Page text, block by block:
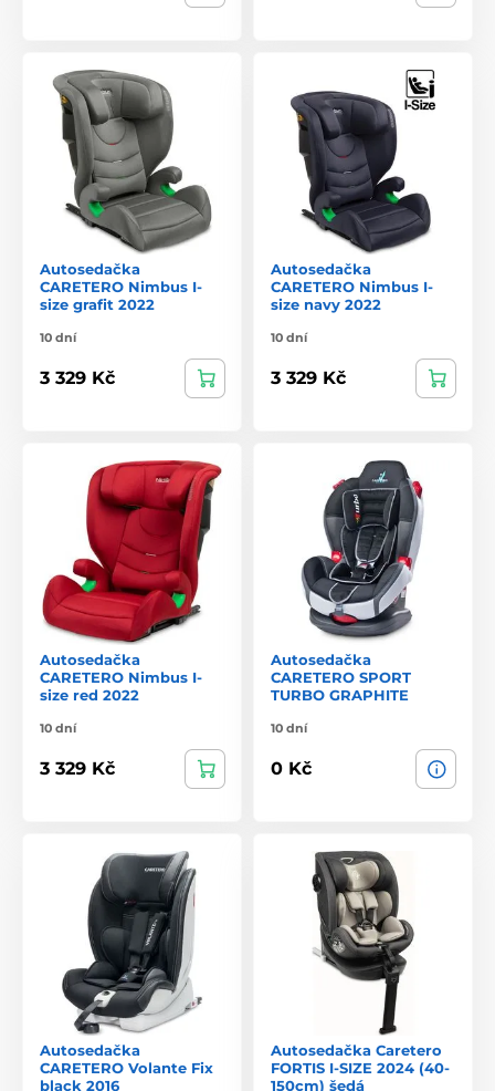
Autosedačka
CARETERO Nimbus I-
size grafit 2022
10 dní
3 329 Kč
Autosedačka
CARETERO Nimbus I-
size navy 2022
10 dní
3 329 Kč
Autosedačka
CARETERO Nimbus I-
size red 2022
10 dní
3 329 Kč
Autosedačka
CARETERO SPORT
TURBO GRAPHITE
10 dní
0 Kč
Autosedačka
CARETERO Volante Fix
black 2016
Autosedačka Caretero
FORTIS I-SIZE 2024 (40-
150cm) šedá